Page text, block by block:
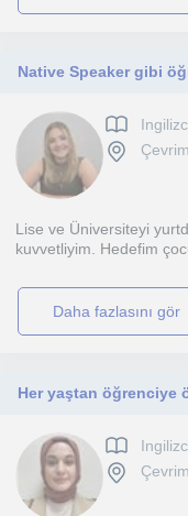
Lise ve Üniversiteyi
kuvvetliyim. Hedefim
daha fazlasını gör
Her yaştan öğrenciye